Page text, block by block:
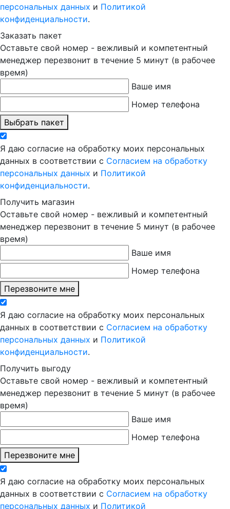
персональных данных и Политикой
конфиденциальности.
Заказать пакет
Оставьте свой номер - вежливый и компетентный
менеджер перезвонит в течение 5 минут (в рабочее
время)
Ваше имя
Номер телефона
Выбрать пакет
Я даю согласие на обработку моих персональных
данных в соответствии с Согласием на обработку
персональных данных и Политикой
конфиденциальности.
Получить магазин
Оставьте свой номер - вежливый и компетентный
менеджер перезвонит в течение 5 минут (в рабочее
время)
Ваше имя
Номер телефона
Перезвоните мне
Я даю согласие на обработку моих персональных
данных в соответствии с Согласием на обработку
персональных данных и Политикой
конфиденциальности.
Получить выгоду
Оставьте свой номер - вежливый и компетентный
менеджер перезвонит в течение 5 минут (в рабочее
время)
Ваше имя
Номер телефона
Перезвоните мне
Я даю согласие на обработку моих персональных
данных в соответствии с Согласием на обработку
персональных данных и Политикой